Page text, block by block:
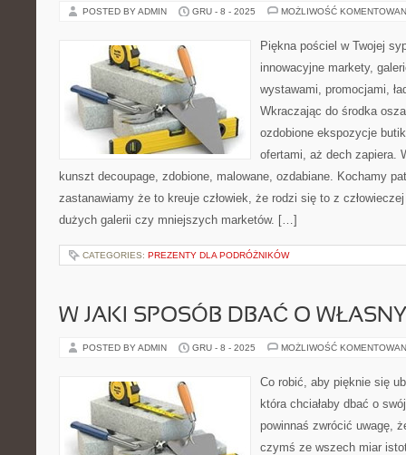
POSTED BY ADMIN GRU - 8 - 2025 MOŻLIWOŚĆ
Piękna pościel w Twojej
innowacyjne markety,
wystawami, promocjami,
Wkraczając do środka
ozdobione ekspozycje
ofertami, aż dech zapiera.
kunszt decoupage, zdobione, malowane, ozdabiane. Kochamy
zastanawiamy że to kreuje człowiek, że rodzi się to z
dużych galerii czy mniejszych marketów. […]
CATEGORIES: PREZENTY DLA PODRÓŻNIKÓW
W JAKI SPOSÓB DBAĆ O
POSTED BY ADMIN GRU - 8 - 2025 MOŻLIWOŚĆ
Co robić, aby pięknie się
która chciałaby dbać o
powinnaś zwrócić uwagę,
czymś ze wszech miar